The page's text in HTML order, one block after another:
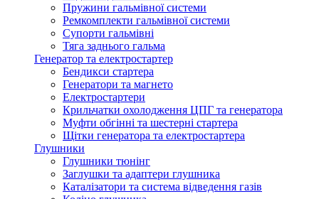
Пружини гальмівної системи
Ремкомплекти гальмівної системи
Супорти гальмівні
Тяга заднього гальма
Генератор та електростартер
Бендикси стартера
Генератори та магнето
Електростартери
Крильчатки охолодження ЦПГ та генератора
Муфти обгінні та шестерні стартера
Щітки генератора та електростартера
Глушники
Глушники тюнінг
Заглушки та адаптери глушника
Каталізатори та система відведення газів